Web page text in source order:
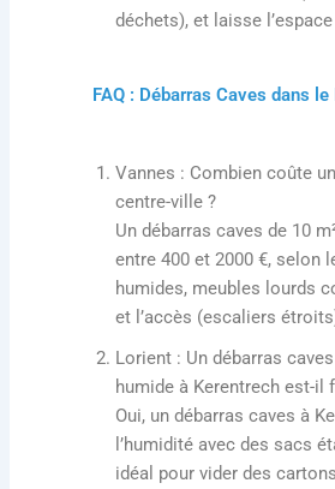
déchets), et laisse
FAQ : Débarras Caves dans
Vannes : Combien coûte
centre-ville ?
Un débarras caves de 10
entre 400 et 2000 €, selon
humides, meubles lourds
et l’accès (escaliers
Lorient : Un débarras
humide à Kerentrech est-il
Oui, un débarras caves à
l’humidité avec des sacs
idéal pour vider des